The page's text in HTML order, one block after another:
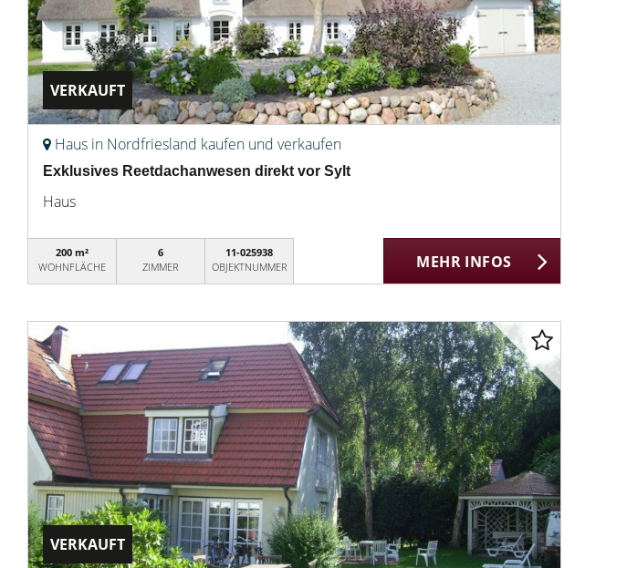
VERKAUFT
Haus in Nordfriesland kaufen und verkaufen
Exklusives Reetdachanwesen direkt vor Sylt
Haus
200 m²
WOHNFLÄCHE
6
ZIMMER
11-025938
OBJEKTNUMMER
MEHR INFOS
VERKAUFT